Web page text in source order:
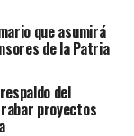
que asumirá
de la Patria
del
proyectos